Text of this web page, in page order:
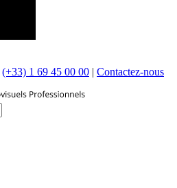
(+33) 1 69 45 00 00 | Contactez-nous